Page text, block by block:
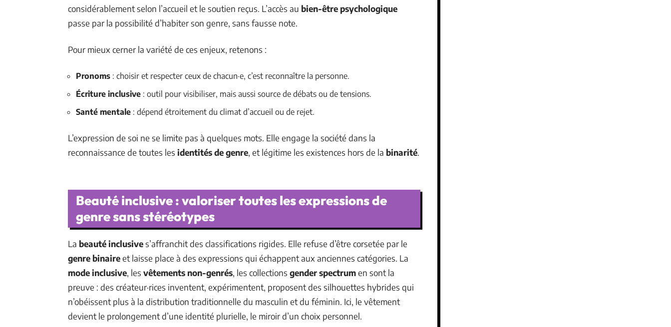
considérablement selon l’accueil et le soutien reçus. L’accès au bien-être psychologique
passe par la possibilité d’habiter son genre, sans fausse note.
Pour mieux cerner la variété de ces enjeux, retenons :
Pronoms : choisir et respecter ceux de chacun·e, c’est reconnaître la personne.
Écriture inclusive : outil pour visibiliser, mais aussi source de débats ou de tensions.
Santé mentale : dépend étroitement du climat d’accueil ou de rejet.
L’expression de soi ne se limite pas à quelques mots. Elle engage la société dans la
reconnaissance de toutes les identités de genre, et légitime les existences hors de la binarité.
Beauté inclusive : valoriser toutes les expressions de
genre sans stéréotypes
La beauté inclusives’affranchit des classifications rigides. Elle refuse d’être corsetée par le
genre binaireet laisse place à des expressions qui échappent aux anciennes catégories. La
mode inclusive, les vêtements non-genrés, les collections gender spectrumen sont la
preuve : des créateur·rices inventent, expérimentent, proposent des silhouettes hybrides qui
n’obéissent plus à la distribution traditionnelle du masculin et du féminin. Ici, le vêtement
devient le prolongement d’une identité plurielle, le miroir d’un choix personnel.